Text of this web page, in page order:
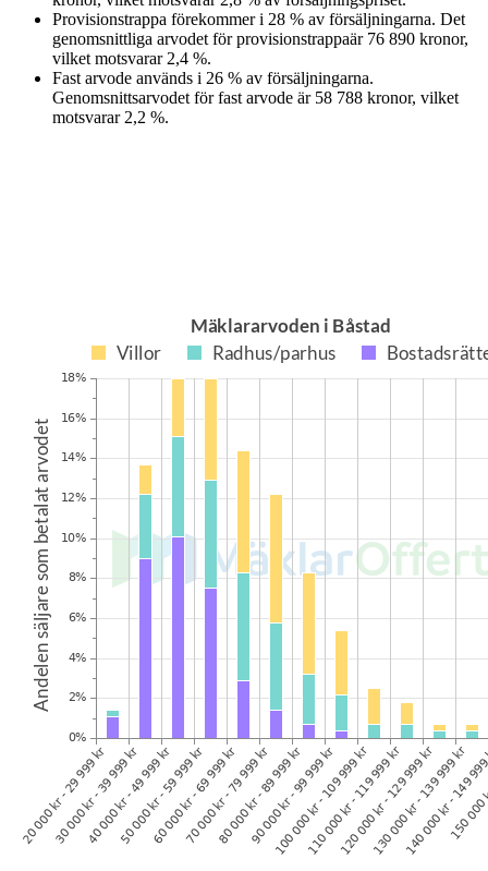
Provisionstrappa förekommer i 28 % av försäljningarna. Det
genomsnittliga arvodet för provisionstrappaär 76 890 kronor,
vilket motsvarar 2,4 %.
Fast arvode används i 26 % av försäljningarna.
Genomsnittsarvodet för fast arvode är 58 788 kronor, vilket
motsvarar 2,2 %.